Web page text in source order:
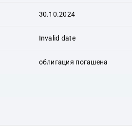
30.10.2024
Invalid date
облигация погашена